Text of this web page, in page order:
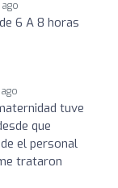
ago
6 A 8 horas
tuve
que
el personal
trataron